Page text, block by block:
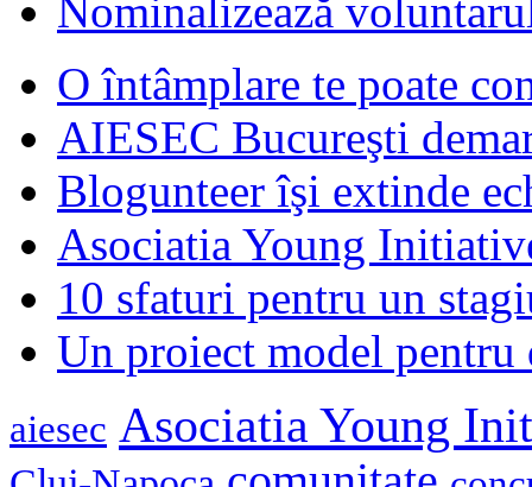
Nominalizează
O întâmplare te poate
AIESEC Bucureşti
Blogunteer îşi extinde
Asociatia Young
10 sfaturi pentru un
Un proiect model
aiesec Asociatia Young